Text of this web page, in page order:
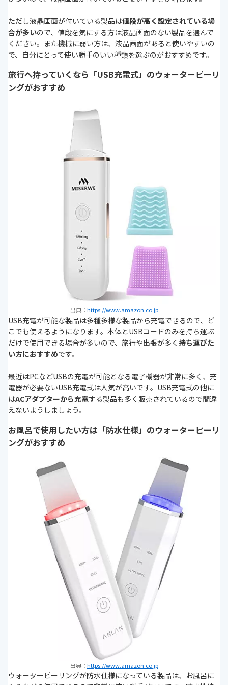
ただし液晶画面が付いている製品は値段が高く設定されている場
合が多いので、値段を気にする方は液晶画面のない製品を選んで
ください。また機械に弱い方は、液晶画面があると使いやすいの
で、自分にとって使い勝手のいい種類を選ぶのがおすすめです。
旅行へ持っていくなら「USB充電式」のウォーターピーリ
ングがおすすめ
出典： https://www.amazon.co.jp
USB充電が可能な製品は多種多様な製品から充電できるので、ど
こでも使えるようになります。本体とUSBコードのみを持ち運ぶ
だけで使用できる場合が多いので、旅行や出張が多く 持ち運びた
い方におすすめです。
最近はPCなどUSBの充電が可能となる電子機器が非常に多く、充
電器が必要ないUSB充電式は人気が高いです。USB充電式の他に
はACアダプターから充電する製品も多く販売されているので間違
えないようしましょう。
お風呂で使用したい方は「防水仕様」のウォーターピーリ
ングがおすすめ
出典： https://www.amazon.co.jp
ウォーターピーリングが防水仕様になっている製品は、お風呂に